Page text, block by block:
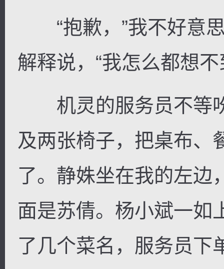
“抱歉，”我不好意思
解释说，“我怎么都想
机灵的服务员不等
及两张椅子，把桌布、
了。静姝坐在我的左边
面是苏倩。杨小斌一如
了几个菜名，服务员下